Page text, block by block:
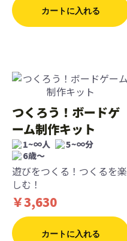
カートに入れる
つくろう！ボードゲ
ーム制作キット
1~∞人
5~∞分
6歳〜
遊びをつくる！つくるを楽
しむ！
￥3,630
カートに入れる